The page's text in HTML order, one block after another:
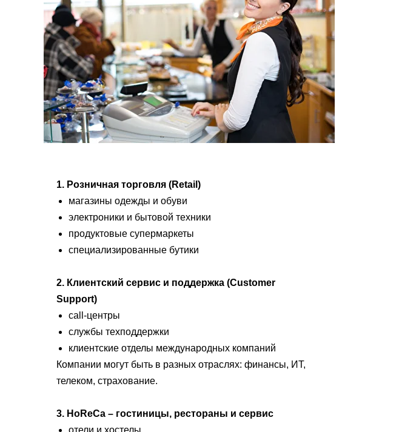
1. Розничная торговля (Retail)
магазины одежды и обуви
электроники и бытовой техники
продуктовые супермаркеты
специализированные бутики
2. Клиентский сервис и поддержка (Customer
Support)
call-центры
службы техподдержки
клиентские отделы международных компаний
Компании могут быть в разных отраслях: финансы, ИТ,
телеком, страхование.
3. HoReCa – гостиницы, рестораны и сервис
отели и хостелы